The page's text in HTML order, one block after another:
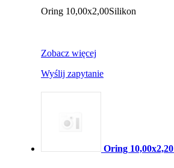
Oring 10,00x2,00Silikon
Zobacz więcej
Wyślij zapytanie
Oring 10,00x2,20